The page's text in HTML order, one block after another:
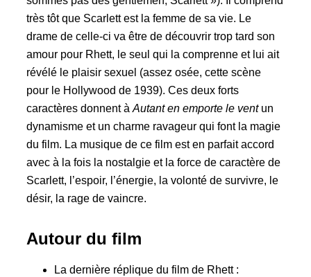
très tôt que Scarlett est la femme de sa vie. Le
drame de celle-ci va être de découvrir trop tard son
amour pour Rhett, le seul qui la comprenne et lui ait
révélé le plaisir sexuel (assez osée, cette scène
pour le Hollywood de 1939). Ces deux forts
caractères donnent à Autant en emporte le ventun
dynamisme et un charme ravageur qui font la magie
du film. La musique de ce film est en parfait accord
avec à la fois la nostalgie et la force de caractère de
Scarlett, l’espoir, l’énergie, la volonté de survivre, le
désir, la rage de vaincre.
Autour du film
La dernière réplique du film de Rhett :